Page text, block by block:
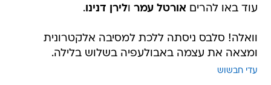
עוד באו להרים אורטל עמר ולירן דנינו.
וואלה! סלבס ניסתה ללכת למסיבה אלקטרונית
ומצאה את עצמה באבולעפיה בשלוש בלילה.
עדי חבשוש